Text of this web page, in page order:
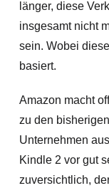
länger, diese
insgesamt nicht
sein. Wobei
basiert.
Amazon macht
zu den
Unternehmen
Kindle 2 vor gut
zuversichtlich,